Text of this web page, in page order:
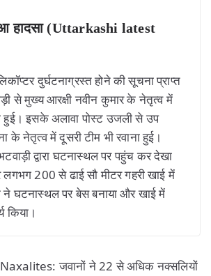
हादसा (Uttarkashi latest
दुर्घटनाग्रस्त होने की सूचना प्राप्त
से मुख्य आरक्षी नवीन कुमार के नेतृत्व में
हुई। इसके अलावा पोस्ट उजली से उप
के नेतृत्व में दूसरी टीम भी रवाना हुई।
द्वारा घटनास्थल पर पहुंच कर देखा
लगभग 200 से ढाई सौ मीटर गहरी खाई में
ने घटनास्थल पर बेस बनाया और खाई में
किया।
जवानों ने 22 से अधिक नक्सलियों